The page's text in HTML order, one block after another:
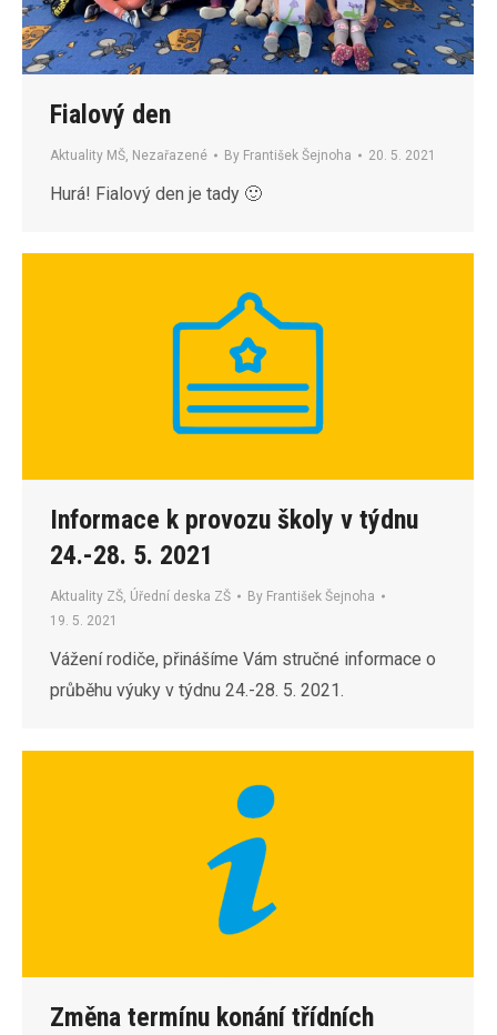
Fialový den
Aktuality MŠ Nezařazené By František Šejnoha 20. 5. 2021
Hurá! Fialový den je tady 🙂
Informace k provozu školy v týdnu
24.-28. 5. 2021
Aktuality ZŠ Úřední deska ZŠ By František Šejnoha
19. 5. 2021
Vážení rodiče, přinášíme Vám stručné informace o
průběhu výuky v týdnu 24.-28. 5. 2021.
Změna termínu konání třídních